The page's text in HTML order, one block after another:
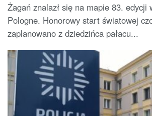
Żagań znalazł się na mapie 83. edycji
Pologne. Honorowy start światowej
zaplanowano z dziedzińca pałacu...